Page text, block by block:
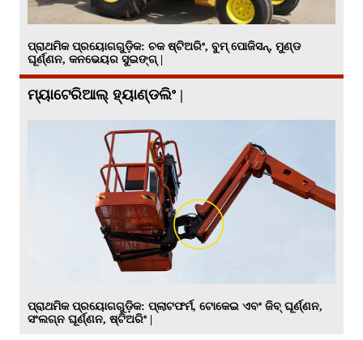
ପ୍ରାଥମିକ ପ୍ରୟୋଗଗୁଡ଼ିକ: ଚକ ଷ୍ଟିଅରିଂ, ବୁମ୍ ପୋଜିସନ୍, ମୁଣ୍ଡ
ଘୂର୍ଣ୍ଣନ, କନଭେୟର ସୁଇଙ୍ଗ୍ |
ମ୍ୟାଟେରିଆଲ୍ ହ୍ୟାଣ୍ଡଲିଂ |
ପ୍ରାଥମିକ ପ୍ରୟୋଗଗୁଡ଼ିକ: ପ୍ଲାଟଫର୍ମ, ଟୋକେଇ ଏବଂ ଜିବ୍ ଘୂର୍ଣ୍ଣନ,
ସଂଲଗ୍ନ ଘୂର୍ଣ୍ଣନ, ଷ୍ଟିଅରିଂ |